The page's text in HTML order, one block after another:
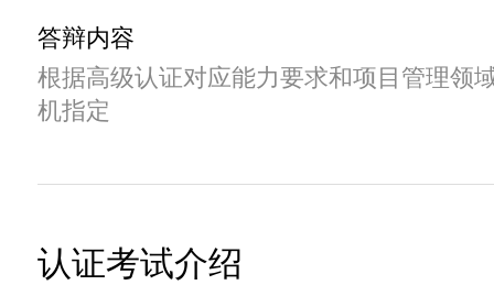
答辩内容
根据高级认证对应能力要求和项目管理领
机指定
认证考试介绍